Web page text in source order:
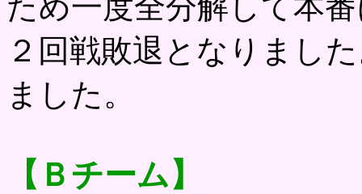
２回戦敗退となりまし
ました。
【Ｂチーム】